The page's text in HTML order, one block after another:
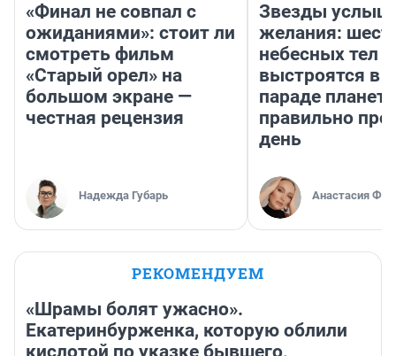
«Финал не совпал с
ожиданиями»: стоит ли
смотреть фильм
«Старый орел» на
большом экране —
честная рецензия
Надежда Губарь
Звезды
желания:
небесных тел
выстроятся в
параде планет
правильно
день
Анастасия
РЕКОМЕНДУЕМ
«Шрамы болят ужасно».
Екатеринбурженка, которую облили
кислотой по указке бывшего,